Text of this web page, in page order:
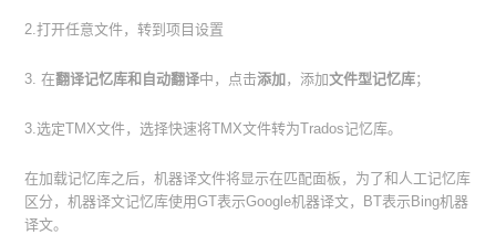
2.打开任意文件，转到项目设置
3. 在翻译记忆库和自动翻译中，点击添加 ，添加文件型记忆库；
3.选定TMX文件，选择快速将TMX文件转为Trados记忆库。
在加载记忆库之后，机器译文件将显示在匹配面板，为了和人工记忆库
区分，机器译文记忆库使用GT表示Google机器译文，BT表示Bing机器
译文。